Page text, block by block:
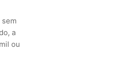
a
ou